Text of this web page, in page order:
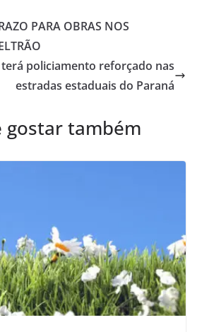
PARA OBRAS NOS
policiamento reforçado nas
estradas estaduais do Paraná
gostar também